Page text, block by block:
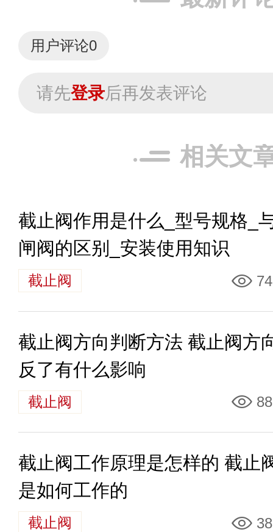
用户评论0
请先登录后再发表评论
相关文
截止阀作用是什么_型号规格_
闸阀的区别_安装使用知识
截止阀
截止阀方向判断方法 截止阀方
反了有什么影响
截止阀
截止阀工作原理是怎样的 截止
是如何工作的
截止阀